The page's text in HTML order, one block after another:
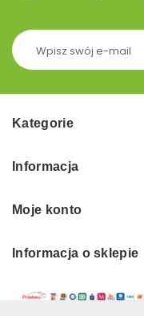
Kategorie
Informacja
Moje konto
Informacja o sklepie